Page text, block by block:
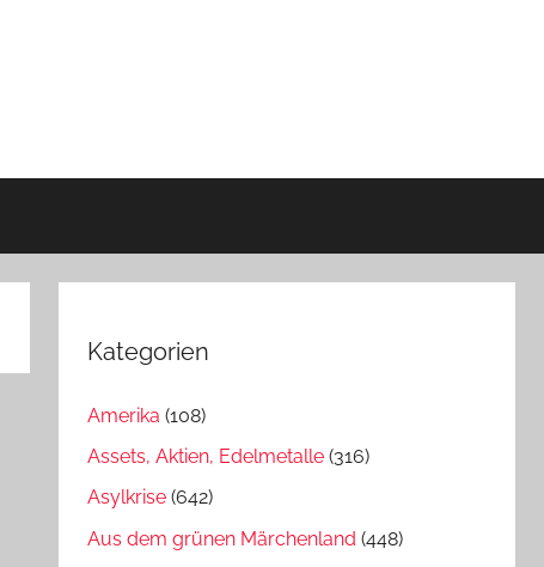
Kategorien
Amerika (108)
Assets, Aktien, Edelmetalle (316)
Asylkrise (642)
Aus dem grünen Märchenland (448)